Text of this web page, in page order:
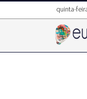
quinta-